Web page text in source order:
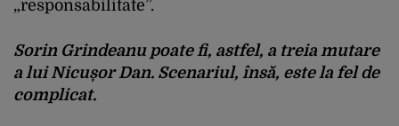
„responsabilitate”.
Sorin Grindeanu poate fi, astfel, a treia mutare
a lui Nicușor Dan. Scenariul, însă, este la fel de
complicat.